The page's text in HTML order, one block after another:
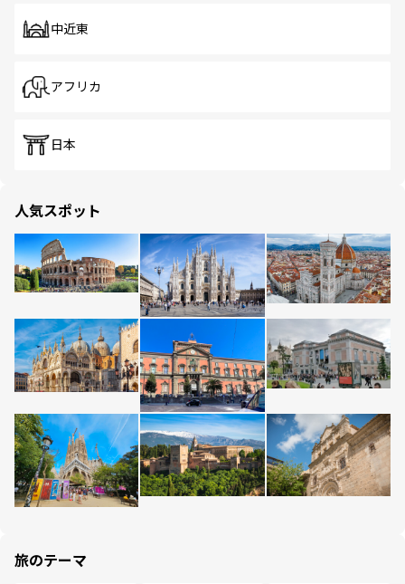
中近東
アフリカ
日本
人気スポット
旅のテーマ